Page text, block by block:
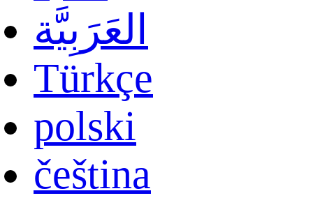
العَرَبِيَّة
Türkçe
polski
čeština